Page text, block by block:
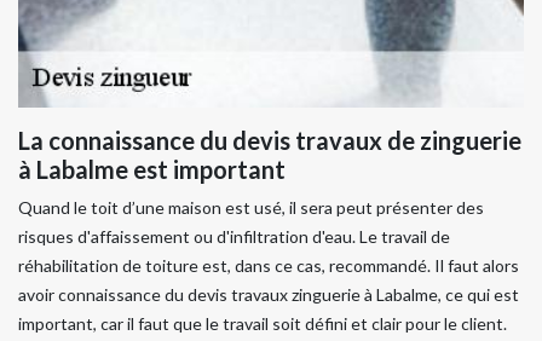
La connaissance du devis travaux de zinguerie
à Labalme est important
Quand le toit d’une maison est usé, il sera peut présenter des
risques d'affaissement ou d'infiltration d'eau. Le travail de
réhabilitation de toiture est, dans ce cas, recommandé. Il faut alors
avoir connaissance du devis travaux zinguerie à Labalme, ce qui est
important, car il faut que le travail soit défini et clair pour le client.